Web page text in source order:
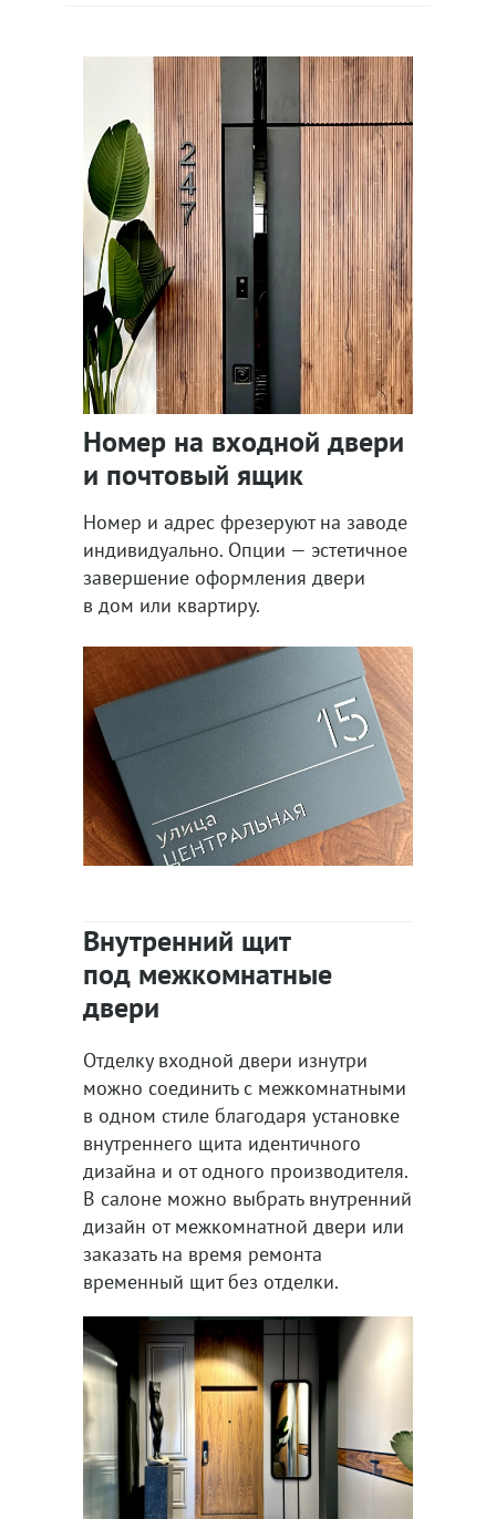
Номер на входной двери
и почтовый ящик
Номер и адрес фрезеруют на заводе
индивидуально. Опции — эстетичное
завершение оформления двери
в дом или квартиру.
Внутренний щит
под межкомнатные
двери
Отделку входной двери изнутри
можно соединить с межкомнатными
в одном стиле благодаря установке
внутреннего щита идентичного
дизайна и от одного производителя.
В салоне можно выбрать внутренний
дизайн от межкомнатной двери или
заказать на время ремонта
временный щит без отделки.